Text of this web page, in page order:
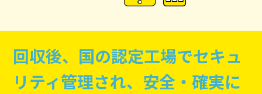
回収後、国の認定工場でセキュ
リティ管理され、 安全・確実に